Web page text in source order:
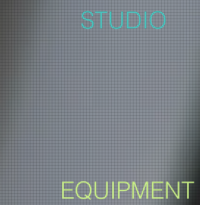
STUDIO
東京都世田谷区のProtools HDX 専用スタジオ
ボーカルやギターなどの録音ができる小さなブースが
5.1サラウンドミックス、Dolby Atmosミックス可
EQUIPMENT